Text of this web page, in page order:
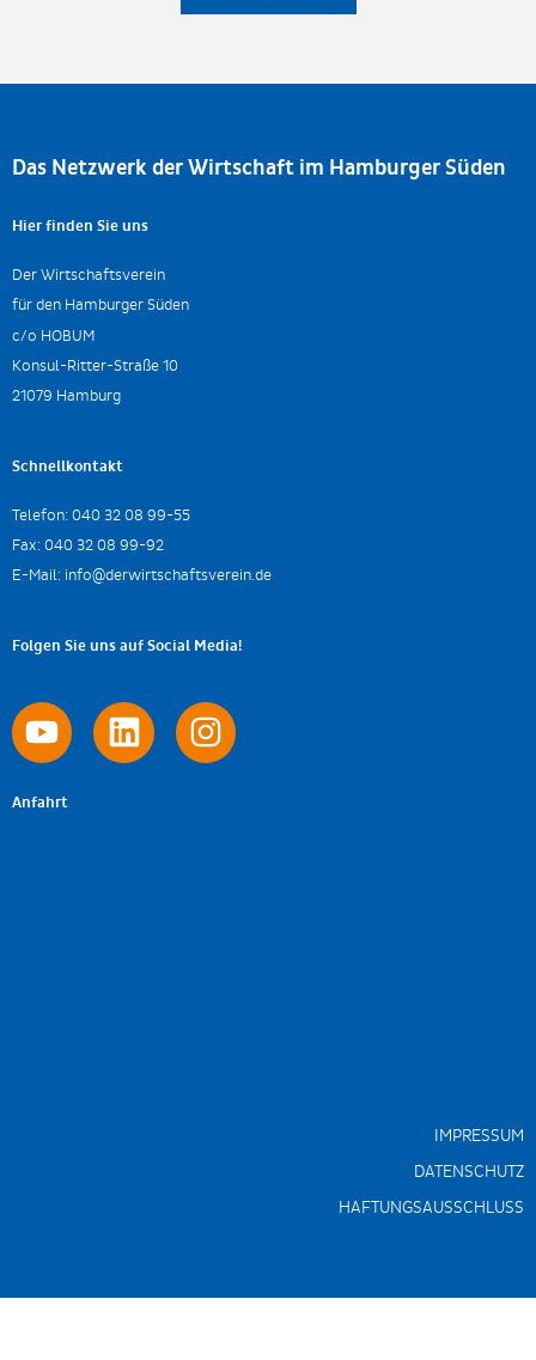
Das Netzwerk der Wirtschaft im Hamburger Süden
Hier finden Sie uns
Der Wirtschaftsverein
für den Hamburger Süden
c/o HOBUM
Konsul-Ritter-Straße 10
21079 Hamburg
Schnellkontakt
Telefon: 040 32 08 99-55
Fax: 040 32 08 99-92
E-Mail: info@derwirtschaftsverein.de
Folgen Sie uns auf Social Media!
Anfahrt
IMPRESSUM
DATENSCHUTZ
HAFTUNGSAUSSCHLUSS